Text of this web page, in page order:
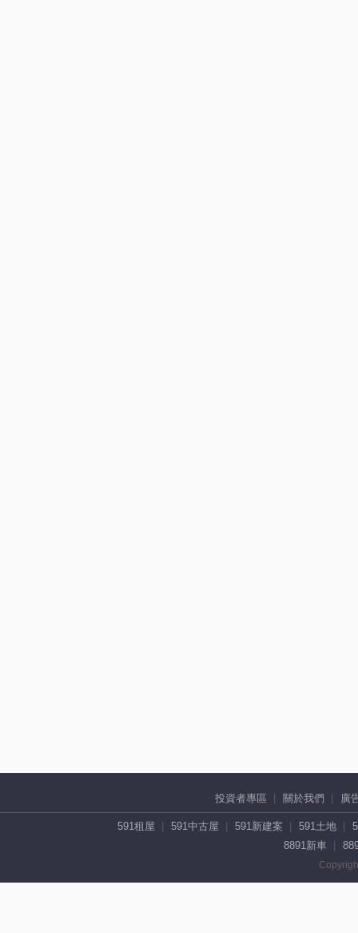
投資者專區 關於我們 廣
591租屋 591中古屋 591新建案 591土地
8891新車